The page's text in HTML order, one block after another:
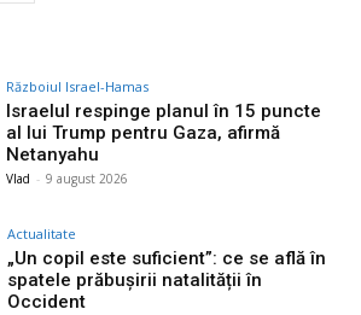
Războiul Israel-Hamas
Israelul respinge planul în 15 puncte
al lui Trump pentru Gaza, afirmă
Netanyahu
Vlad - 9 august 2026
Actualitate
„Un copil este suficient”: ce se află în
spatele prăbușirii natalității în
Occident